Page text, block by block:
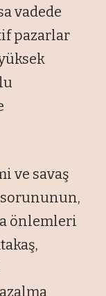
vadede
pazarlar
ve savaş
sorununun,
önlemleri